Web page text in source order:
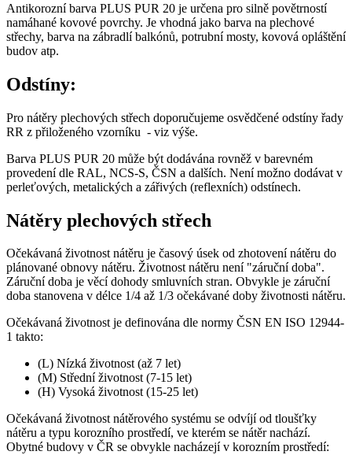
Antikorozní barva PLUS PUR 20 je určena pro silně povětrností
namáhané kovové povrchy. Je vhodná jako barva na plechové
střechy, barva na zábradlí balkónů, potrubní mosty, kovová opláštění
budov atp.
Odstíny:
Pro nátěry plechových střech doporučujeme osvědčené odstíny řady
RR z přiloženého vzorníku - viz výše.
Barva PLUS PUR 20 může být dodávána rovněž v barevném
provedení dle RAL, NCS-S, ČSN a dalších. Není možno dodávat v
perleťových, metalických a zářivých (reflexních) odstínech.
Nátěry plechových střech
Očekávaná životnost nátěru je časový úsek od zhotovení nátěru do
plánované obnovy nátěru. Životnost nátěru není "záruční doba".
Záruční doba je věcí dohody smluvních stran. Obvykle je záruční
doba stanovena v délce 1/4 až 1/3 očekávané doby životnosti nátěru.
Očekávaná životnost je definována dle normy ČSN EN ISO 12944-
1 takto:
(L) Nízká životnost (až 7 let)
(M) Střední životnost (7-15 let)
(H) Vysoká životnost (15-25 let)
Očekávaná životnost nátěrového systému se odvíjí od tloušťky
nátěru a typu korozního prostředí, ve kterém se nátěr nachází.
Obytné budovy v ČR se obvykle nacházejí v korozním prostředí: